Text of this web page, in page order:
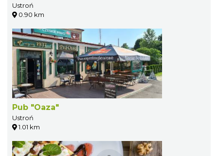
Ustroń
0.90 km
Pub "Oaza"
Ustroń
1.01 km